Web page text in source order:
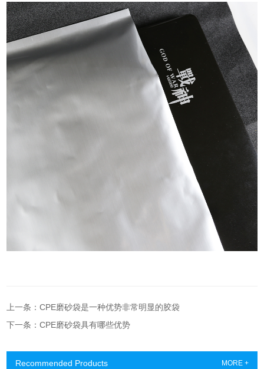
上一条：CPE磨砂袋是一种优势非常明显的胶袋
下一条：CPE磨砂袋具有哪些优势
Recommended Products MORE +